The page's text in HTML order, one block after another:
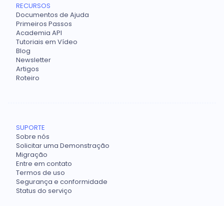
RECURSOS
Documentos de Ajuda
Primeiros Passos
Academia API
Tutoriais em Vídeo
Blog
Newsletter
Artigos
Roteiro
SUPORTE
Sobre nós
Solicitar uma Demonstração
Migração
Entre em contato
Termos de uso
Segurança e conformidade
Status do serviço